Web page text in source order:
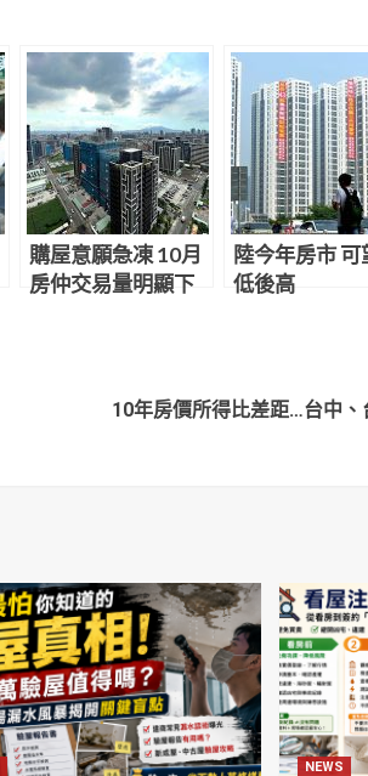
購屋意願急凍 10月
房仲交易量明顯下
陸今年房市 可
低後高
10年房價所得比差距…台中
NEWS